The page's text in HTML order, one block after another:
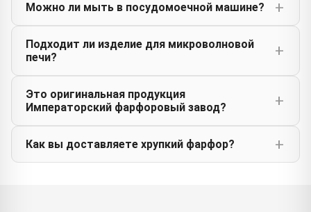
Можно ли мыть в посудомоечной машине?
Подходит ли изделие для микроволновой
печи?
Это оригинальная продукция
Императорский фарфоровый завод?
Как вы доставляете хрупкий фарфор?